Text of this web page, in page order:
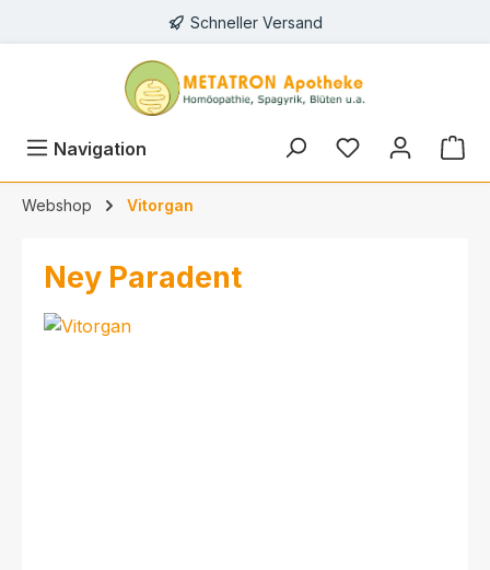
Schneller Versand
Navigation
Webshop Vitorgan
Ney Paradent